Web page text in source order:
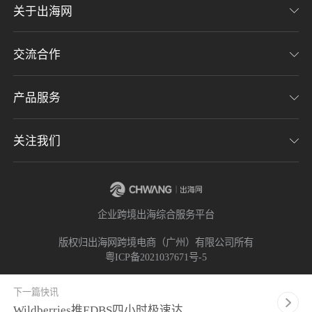
关于出海网
关于我们
加入我们
隐私协议
交流合作
联系我们
意见反馈
产品服务
CHWE全球跨境电商展
关注我们
企业跨境出海综合服务平台
版权归出海网跨境电商（广州）有限公司所有
粤ICP备2021037671号-5
下一篇快讯